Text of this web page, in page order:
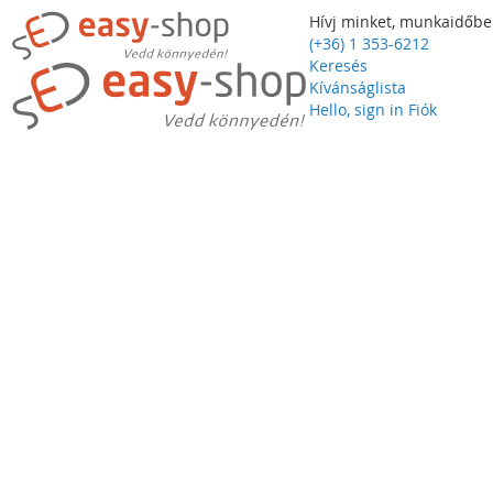
Hívj minket,
(+36) 1 353-6212
Keresés
Kívánságlista
Hello, sign in Fiók